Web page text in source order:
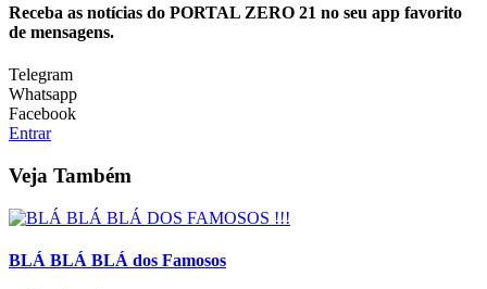
Receba as notícias do PORTAL ZERO 21 no seu app favorito
de mensagens.
Telegram
Whatsapp
Facebook
Entrar
Veja Também
BLÁ BLÁ BLÁ dos Famosos